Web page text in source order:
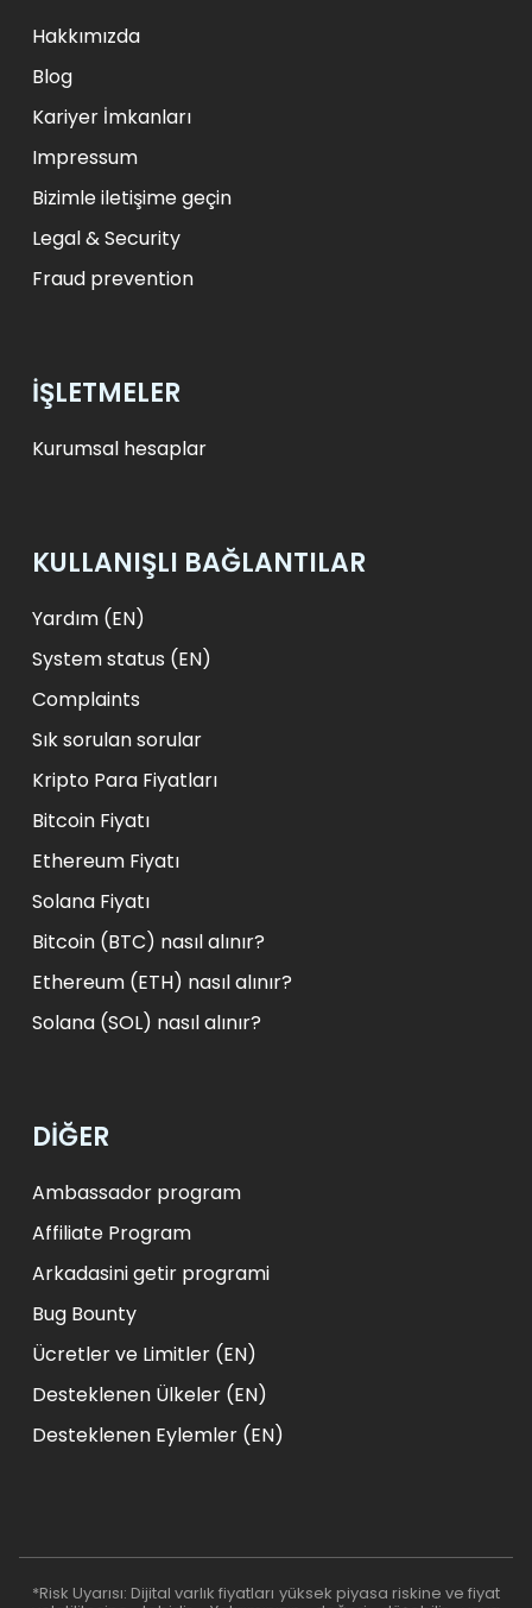
zł PLN
Hakkımızda
Blog
Kariyer İmkanları
Impressum
Bizimle iletişime geçin
Legal & Security
Fraud prevention
İŞLETMELER
Kurumsal hesaplar
KULLANIŞLI BAĞLANTILAR
Yardım (EN)
System status (EN)
Complaints
Sık sorulan sorular
Kripto Para Fiyatları
Bitcoin Fiyatı
Ethereum Fiyatı
Solana Fiyatı
Bitcoin (BTC) nasıl alınır?
Ethereum (ETH) nasıl alınır?
Solana (SOL) nasıl alınır?
DİĞER
Ambassador program
Affiliate Program
Arkadasini getir programi
Bug Bounty
Ücretler ve Limitler (EN)
Desteklenen Ülkeler (EN)
Desteklenen Eylemler (EN)
*Risk Uyarısı: Dijital varlık fiyatları yüksek piyasa riskine ve fiyat